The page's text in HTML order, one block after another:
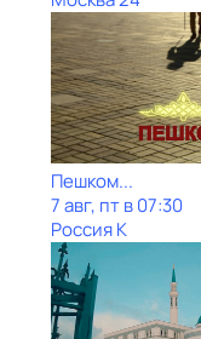
Пешком...
7 авг, пт в 07:30
Россия К